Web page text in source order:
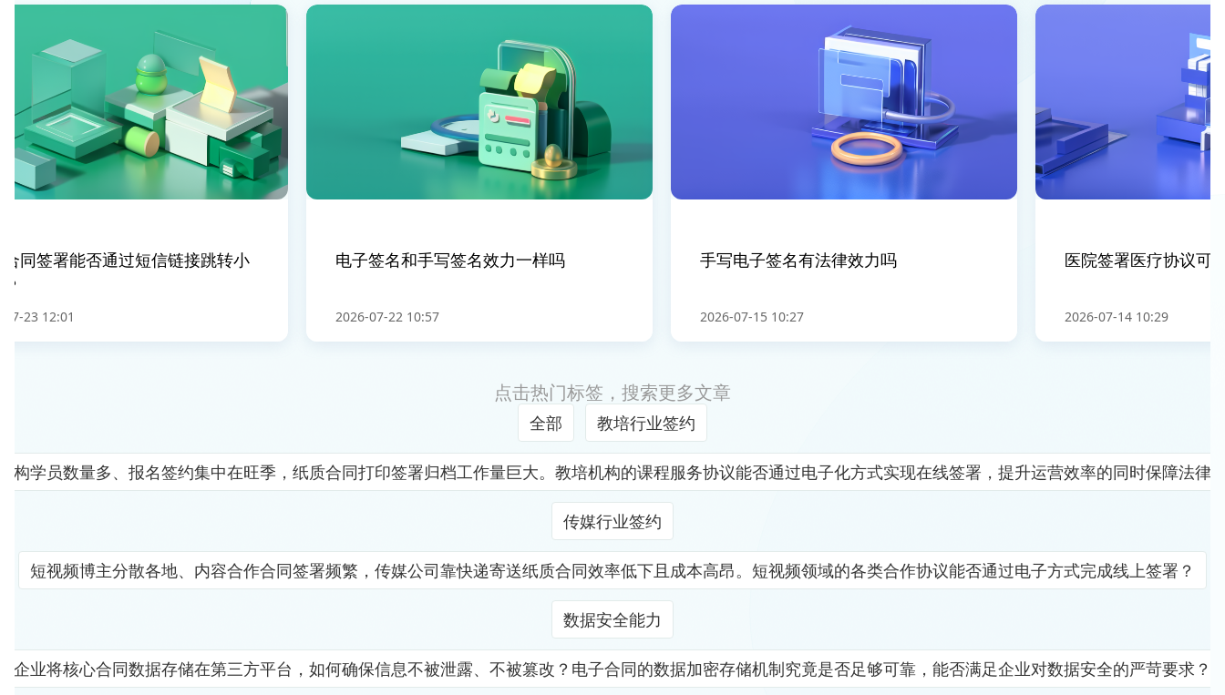
签署能否通过短信链接跳转小
23 12:01
电子签名和手写签名效力一样吗
2026-07-22 10:57
手写电子签名有法律效力吗
2026-07-15 10:27
医院签署医疗协议可以
2026-07-14 10:29
点击热门标签，搜索更多文章
全部 教培行业签约
构学员数量多、报名签约集中在旺季，纸质合同打印签署归档工作量巨大。教培机构的课程服务协议能否通过电子化方式实现在线签署，提升运营效率的同时保障法律
传媒行业签约
短视频博主分散各地、内容合作合同签署频繁，传媒公司靠快递寄送纸质合同效率低下且成本高昂。短视频领域的各类合作协议能否通过电子方式完成线上签署？
数据安全能力
企业将核心合同数据存储在第三方平台，如何确保信息不被泄露、不被篡改？电子合同的数据加密存储机制究竟是否足够可靠，能否满足企业对数据安全的严苛要求？